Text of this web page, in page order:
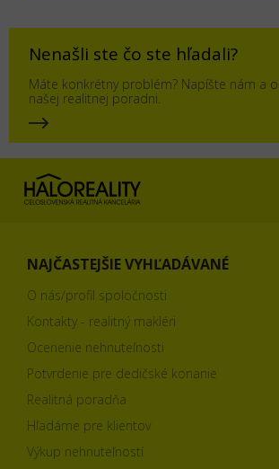
Nenašli ste čo ste hľadali?
Máte konkrétny problém? Napíšte nám a
našej realitnej poradni.
NAJČASTEJŠIE VYHĽADÁVANÉ
O nás/profil spoločnosti
Kontakty - realitný makléri
Ocenenie nehnuteľnosti
Potvrdenie pre dedičské konanie
Realitná poradňa
Hľadáme pre klientov
Výkup nehnuteľností